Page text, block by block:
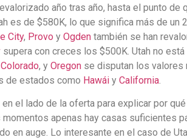
año tras año, hasta el punto de
es de $580K, lo que significa más de un
City, Provo y Ogden también se han
supera con creces los $500K. Utah no
Colorado, y Oregon se disputan los valores
de estados como Hawái y California
el lado de la oferta para explicar por
apenas hay casas suficientes
en auge. Lo interesante en el caso de